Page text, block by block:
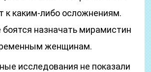
к каким-либо осложнениям.
боятся назначать мирамистин
женщинам.
исследования не показали